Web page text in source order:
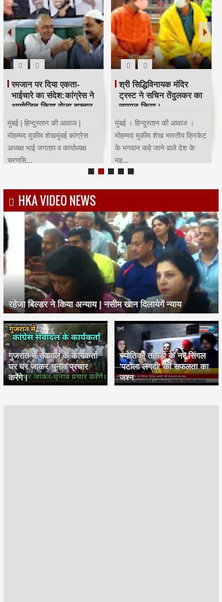
रमजान पर दिया एकता-
भाईचारे का संदेश:कांग्रेस ने
आयोजित किया रोजा इफ्तार
मुंबई | हिन्दुस्तान की आवाज |
मोहम्मद मुकीम शेखमुंबई कांग्रेस
अध्यक्ष भाई जगताप व कार्याध्यक्ष
चरणसि...
श्री सिद्धिविनायक मंदिर
ट्रस्ट ने सचिन तेंदुलकर का
सम्मान किया।
मुंबई । हिन्दुस्तान की आवाज ।
मोहम्मद मुकीम शेख भारतीय क्रिकेट
के भगवान कहे जाने वाले देश के
मह...
HKA VIDEO NEWS
रहेजा बिल्डर ने किया अन्याय | नसीम खान दिलायेगें न्याय
गुजरात में सेवादल के कार्यकर्ता
घर घर जाकर चुनाव प्रचार
करेंगे।
ज्योतिका तांगड़ी के नए सिंगल
'पटोला लगदी' की सफलता का
जश्न